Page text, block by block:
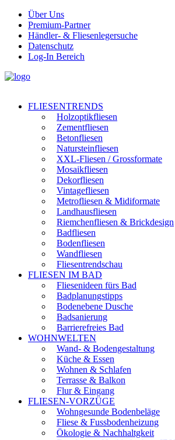
Über Uns
Premium-Partner
Händler- & Fliesenlegersuche
Datenschutz
Log-In Bereich
FLIESENTRENDS
Holzoptikfliesen
Zementfliesen
Betonfliesen
Natursteinfliesen
XXL-Fliesen / Grossformate
Mosaikfliesen
Dekorfliesen
Vintagefliesen
Metrofliesen & Midiformate
Landhausfliesen
Riemchenfliesen & Brickdesign
Badfliesen
Bodenfliesen
Wandfliesen
Fliesentrendschau
FLIESEN IM BAD
Fliesenideen fürs Bad
Badplanungstipps
Bodenebene Dusche
Badsanierung
Barrierefreies Bad
WOHNWELTEN
Wand- & Bodengestaltung
Küche & Essen
Wohnen & Schlafen
Terrasse & Balkon
Flur & Eingang
FLIESEN-VORZÜGE
Wohngesunde Bodenbeläge
Fliese & Fussbodenheizung
Ökologie & Nachhaltgkeit